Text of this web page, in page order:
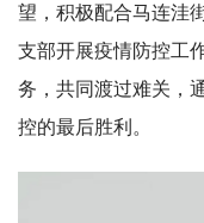
望，积极配合马连洼
支部开展疫情防控工
务，共同渡过难关，
控的最后胜利。